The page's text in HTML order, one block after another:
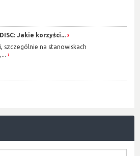
Jakie korzyści...
szczególnie na stanowiskach